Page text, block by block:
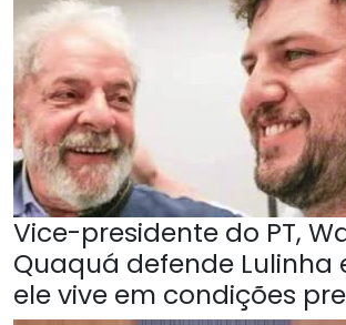
Vice-presidente do PT,
Quaquá defende Lulinha
ele vive em condições